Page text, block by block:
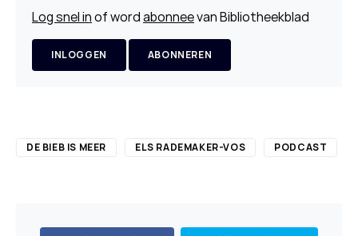
Log snel inof wordabonneevan Bibliotheekblad
INLOGGEN ABONNEREN
DE BIEB IS MEER ELS RADEMAKER-VOS PODCAST